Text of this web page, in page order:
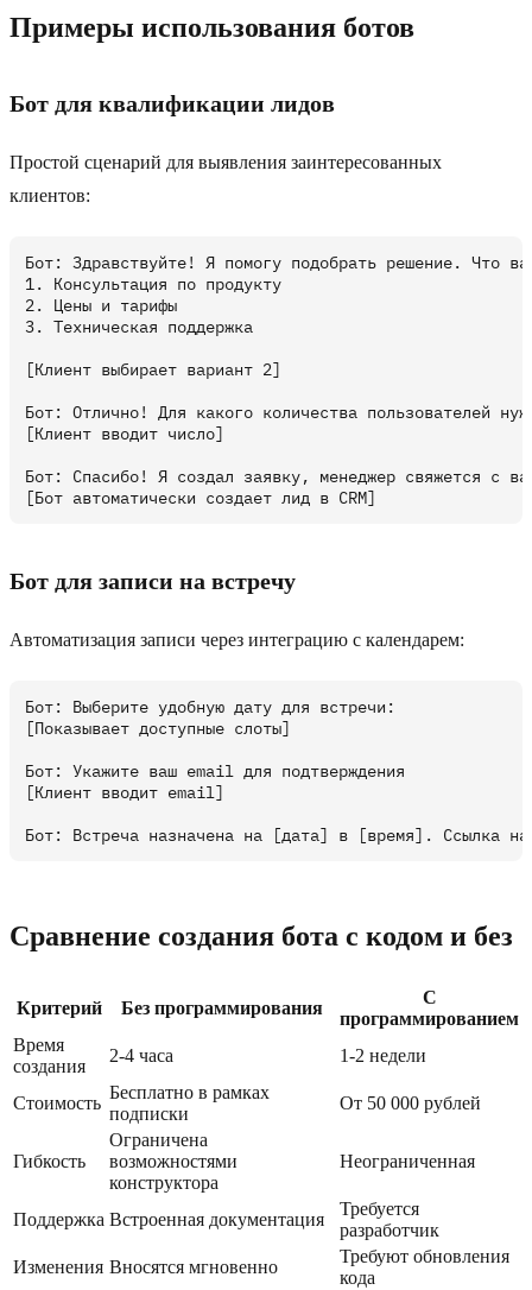
Примеры использования ботов
Бот для квалификации лидов
Простой сценарий для выявления заинтересованных
клиентов:
Бот: Здравствуйте! Я помогу подобрать решение. Что
1. Консультация по продукту
2. Цены и тарифы
3. Техническая поддержка
[Клиент выбирает вариант 2]
Бот: Отлично! Для какого количества пользователей
[Клиент вводит число]
Бот: Спасибо! Я создал заявку, менеджер свяжется с
Бот для записи на встречу
Автоматизация записи через интеграцию с календарем:
Бот: Выберите удобную дату для встречи:
[Показывает доступные слоты]
Бот: Укажите ваш email для подтверждения
[Клиент вводит email]
Сравнение создания бота с кодом и без
Критерий Без программирования
С
программированием
Время
создания
2-4 часа 1-2 недели
Стоимость
Бесплатно в рамках
подписки
От 50 000 рублей
Гибкость
Ограничена
возможностями
конструктора
Неограниченная
Поддержка Встроенная документация
Требуется
разработчик
Изменения Вносятся мгновенно
Требуют обновления
кода